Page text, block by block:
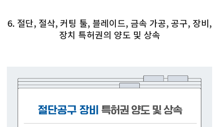
6. 절단, 절삭, 커팅 툴, 블레이드, 금속 가공, 공구, 장비,
장치 특허권의 양도 및 상속